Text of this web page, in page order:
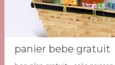
panier bebe gratuit